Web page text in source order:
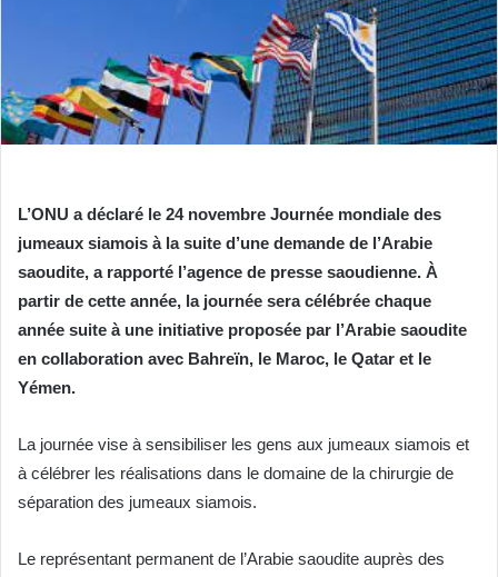
L’ONU a déclaré le 24 novembre Journée mondiale des
jumeaux siamois à la suite d’une demande de l’Arabie
saoudite, a rapporté l’agence de presse saoudienne. À
partir de cette année, la journée sera célébrée chaque
année suite à une initiative proposée par l’Arabie saoudite
en collaboration avec Bahreïn, le Maroc, le Qatar et le
Yémen.
La journée vise à sensibiliser les gens aux jumeaux siamois et
à célébrer les réalisations dans le domaine de la chirurgie de
séparation des jumeaux siamois.
Le représentant permanent de l’Arabie saoudite auprès des